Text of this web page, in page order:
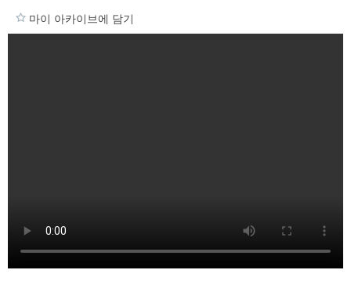
마이 아카이브에 담기